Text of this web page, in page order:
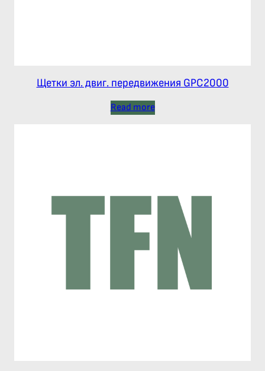
Щетки эл. двиг. передвижения GPC2000
Read more